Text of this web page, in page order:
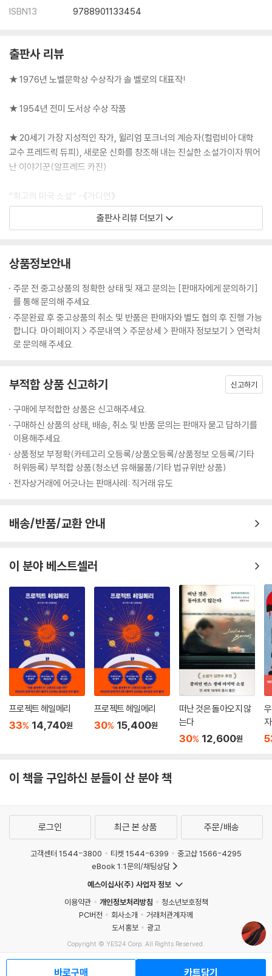
ISBN13
9788901133454
출판사 리뷰
★ 1976년 노벨문학상 수상작가 솔 벨로의 대표작!
★ 1954년 전미 도서상 수상 작품
★ 20세기 가장 지성적인 작가, 윌리엄 포크너의 계승자(컬럼비아 대학
교수 프레드릭 듀피), 새로운 신화를 창조해 내는 진실한 소설가이자 뛰어
난 이야기꾼(알프레드 카진)
“최고의 미국 소설” -《가디언》
“유쾌하다. 통쾌하다. 유머 가득한 솔 벨로의 대표작이다.” -《옵저버》
“드물게 보는 중요한 작품, 그 오락성을 높이 평가한다. - 킹슬리 에이미즈
세 번의 전미 도서상 수상자이자 노벨문학상 수상 작가 솔 벨로의 대표작
출간
20세기 가장 지성적인 작가 솔 벨로의 대표작 세 종이 펭귄클래식 코리아
에서 출간되었다. 「오기 마치의 모험」, 「비의 왕 헨더슨」, 「허조그」가 바로
그것인데, 이들 작품은 순서대로 솔 벨로의 세 번째, 네 번째, 다섯 번째 장
칭해지는 솔 벨로는, 그가 없이는 현대 미국문학을 논할 수 없다고 여겨질
난한 환경에서 자랐음에도 그의 문학은 특유의 입담과 재치, 쥬다이즘에서
연유된 긍정적인 인생관으로 웃음과 유머, 희망이 가득하다. 방대한 독서
량에서 비롯된 해박함과 글쓰기에 대한 무서운 집념은 세 차례나 영예로운
전미 도서상을 거머쥐고 노벨문학상을 수상하는 바탕이 된다. 자서전적 사
실이 녹아들어 자칫 개인의 일기가 될 소지가 있는 그의 소설들은 소재가
주제가 되는 우를 범하지 않고 어느 시기, 어느 곳에서 읽어도 공감을 얻어
고 칭하는 이유일 것이다. 늦었지만 이런 작가의 대표작 세 편을 한꺼번에
만날 수 있다니 펭귄클래식 코리아가 오랫동안 정성 들여 준비한 선물임이
“나는 보다 나은 운명을 개척할 거야.” 운명에 맞선 자아 탐구의 모험
1953년도에 발표하여 이듬해 전미 도서상을 거머쥔 「오기 마치의 모험」은
솔 벨로의 출세작이자 영원한 대표작이다. 솔 벨로 스스로도 “이것이 세 번
째 소설, 앞의 두 권은 버린 것이다. 내게는 애착이 가는 작품”이라고 말할
정도로 이 작품에 대한 애정과 작업량은 상당했다. 주인공 오기 마치의 인
생 체험을 통해 인간 사회의 삶이 살아갈 만한 가치가 있는지 확인시켜 주
는 새로운 인생관을 제시하려는 포부로 시작한 이 작품은 두 가지 주제, 즉
인간은 인간 자신이 결코 만들지 않은 이 세상에 태어나 방황해야만 한다
는 것, 그리고 감옥과도 같이 우리 주위를 둘러싼 존재의 벽을 뚫고 완전한
자유를 쟁취하려는 욕망 사이에 가로놓인 실존적 딜레마를 취급하고 있다.
게 짓밟히는 어머니, 돈과 출세에 집착하는 형 사이먼, 지적장애아 동생 조
안 되었다. 생계를 유지하기 위해 도둑, 강도, 사기, 돈 많은 불구자의 몸종,
과대망상에 사로잡힌 백만장자 작가의 비서, 독수리 훈련사 등 기이한 직
업을 전전한다. 이런 과정에서 그는 사람을 끄는 특유의 남성적 매력과 순
응적인 성격 탓에 주위의 도움과 간섭에서 벗어나지 못한다. 그러나 겉으
로 보이는 유약한 태도와는 달리 자신의 운명을 결정지으려는 숙명 앞에서
는 확고히 다른 길을 택하는 강인함을 보인다. 항상 “보다 나은 운명을 개
척해야 한다. 그것은 내가 찾으려는 운명이 되지 못한다”며 주위의 간청을
뿌리치고 다른 삶을 찾으려 한다. 그것은 운명을 뛰어넘어 진정한 자아를
찾으려는 숭고한 인간성을 의미한다. 자기 앞에 놓인 운명의 길 앞에서 당
야 한다는 작가의 사상을 대변한다.
출판사 리뷰 더보기
상품정보안내
주문 전 중고상품의 정확한 상태 및 재고 문의는 [판매자에게 문의하기]
를 통해 문의해 주세요.
주문완료 후 중고상품의 취소 및 반품은 판매자와 별도 협의 후 진행 가능
합니다. 마이페이지 > 주문내역 > 주문상세 > 판매자 정보보기 > 연락처
로 문의해 주세요.
부적합 상품 신고하기 신고하기
구매에 부적합한 상품은 신고해주세요.
구매하신 상품의 상태, 배송, 취소 및 반품 문의는 판매자 묻고 답하기를
이용해주세요.
상품정보 부정확(카테고리 오등록/상품오등록/상품정보 오등록/기타
허위등록) 부적합 상품(청소년 유해물품/기타 법규위반 상품)
전자상거래에 어긋나는 판매사례: 직거래 유도
배송/반품/교환 안내
이 분야 베스트셀러
프로젝트 헤일메리
33% 14,740원
프로젝트 헤일메리
30% 15,400원
떠난 것은 돌아오지 않
는다
30% 12,600원
이 책을 구입하신 분들이 산 분야 책
바로구매 카트담기
로그인 최근 본 상품 주문/배송
고객센터 1544-3800 티켓 1544-6399
중고샵 1566-4295
eBook 1:1문의/채팅상담
예스이십사(주) 사업자 정보
이용약관
개인정보처리방침
청소년보호정책
PC버전
회사소개
거래처관계자께
도서홍보
광고
Copyright © YES24 Corp. All Rights Reserved.